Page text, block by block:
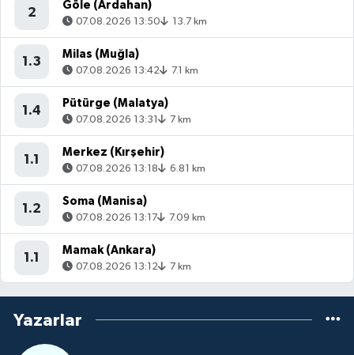
2
Göle (Ardahan)
07.08.2026 13:50 13.7 km
1.3
Milas (Muğla)
07.08.2026 13:42 7.1 km
1.4
Pütürge (Malatya)
07.08.2026 13:31 7 km
1.1
Merkez (Kırşehir)
07.08.2026 13:18 6.81 km
1.2
Soma (Manisa)
07.08.2026 13:17 7.09 km
1.1
Mamak (Ankara)
07.08.2026 13:12 7 km
Yazarlar